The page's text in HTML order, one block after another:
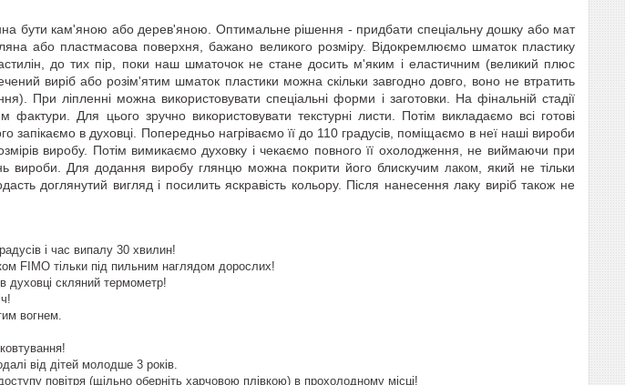
бути кам'яною або дерев'яною. Оптимальне рішення - придбати спеціальну дошку або мат
або пластмасова поверхня, бажано великого розміру. Відокремлюємо шматок пластику
до тих пір, поки наш шматочок не стане досить м'яким і еластичним (великий плюс
виріб або розім'ятим шматок пластики можна скільки завгодно довго, воно не втратить
При ліпленні можна використовувати спеціальні форми і заготовки. На фінальній стадії
Для цього зручно використовувати текстурні листи. Потім викладаємо всі готові
запікаємо в духовці. Попередньо нагріваємо її до 110 градусів, поміщаємо в неї наші вироби
виробу. Потім вимикаємо духовку і чекаємо повного її охолодження, не виймаючи при
вироби. Для додання виробу глянцю можна покрити його блискучим лаком , який не тільки
доглянутий вигляд і посилить яскравість кольору. Після нанесення лаку виріб також не
і час випалу 30 хвилин!
FIMO тільки під пильним наглядом дорослих!
духовці скляний термометр!
вогнем.
від дітей молодше 3 років.
повітря (щільно оберніть харчовою плівкою) в прохолодному місці!